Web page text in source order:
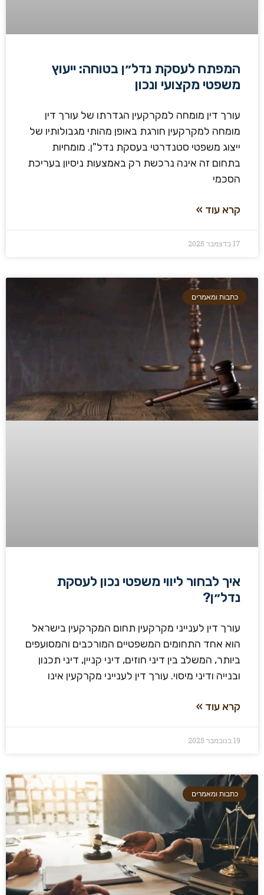
המפתח לעסקת נדל״ן בטוחה: ייעוץ
משפטי מקצועי ונכון
עורך דין מומחה למקרקעין הגדרתו של עורך דין
מומחה למקרקעין חורגת באופן מהותי מגבולותיו של
ייצוג משפטי סטנדרטי בעסקת נדל"ן. מומחיות
בתחום זה אינה נרכשת רק באמצעות ניסיון בעריכת
הסכמי
קרא עוד »
17 בדצמבר 2025
כתבות ומאמרים
איך לבחור ליווי משפטי נכון לעסקת
נדל״ן?
עורך דין לענייני מקרקעין תחום המקרקעין בישראל
הוא אחד התחומים המשפטיים המורכבים והמסועפים
ביותר, המשלב בין דיני חוזים, דיני קניין, דיני תכנון
ובנייה ודיני מיסוי. עורך דין לענייני מקרקעין אינו
קרא עוד »
19 בנובמבר 2025
כתבות ומאמרים